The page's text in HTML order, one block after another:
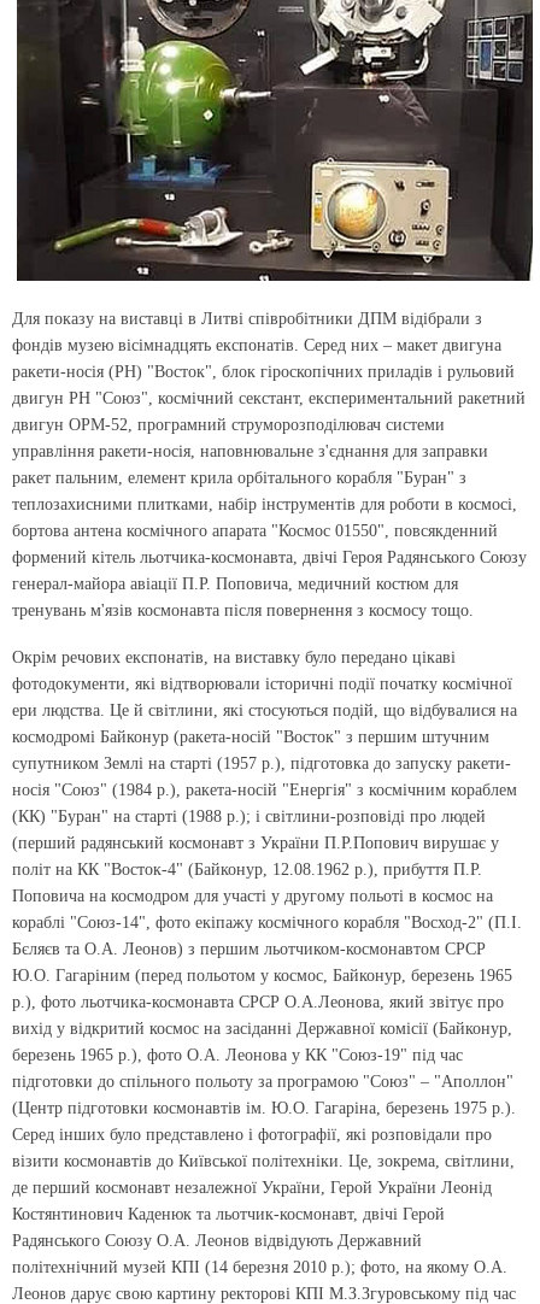
Для показу на виставці в Литві співробітники ДПМ відібрали з
фондів музею вісімнадцять експонатів. Серед них – макет двигуна
ракети-носія (РН) "Восток", блок гіроскопічних приладів і рульовий
двигун РН "Союз", космічний секстант, експериментальний ракетний
двигун ОРМ-52, програмний струморозподілювач системи
управління ракети-носія, наповнювальне з'єднання для заправки
ракет пальним, елемент крила орбітального корабля "Буран" з
теплозахисними плитками, набір інструментів для роботи в космосі,
бортова антена космічного апарата "Космос 01550", повсякденний
формений кітель льотчика-космонавта, двічі Героя Радянського Союзу
генерал-майора авіації П.Р. Поповича, медичний костюм для
тренувань м'язів космонавта після повернення з космосу тощо.
Окрім речових експонатів, на виставку було передано цікаві
фотодокументи, які відтворювали історичні події початку космічної
ери людства. Це й світлини, які стосуються подій, що відбувалися на
космодромі Байконур (ракета-носій "Восток" з першим штучним
супутником Землі на старті (1957 р.), підготовка до запуску ракети-
носія "Союз" (1984 р.), ракета-носій "Енергія" з космічним кораблем
(КК) "Буран" на старті (1988 р.); і світлини-розповіді про людей
(перший радянський космонавт з України П.Р.Попович вирушає у
політ на КК "Восток-4" (Байконур, 12.08.1962 р.), прибуття П.Р.
Поповича на космодром для участі у другому польоті в космос на
кораблі "Союз-14", фото екіпажу космічного корабля "Восход-2" (П.І.
Бєляєв та О.А. Леонов) з першим льотчиком-космонавтом СРСР
Ю.О. Гагаріним (перед польотом у космос, Байконур, березень 1965
р.), фото льотчика-космонавта СРСР О.А.Леонова, який звітує про
вихід у відкритий космос на засіданні Державної комісії (Байконур,
березень 1965 р.), фото О.А. Леонова у КК "Союз-19" під час
підготовки до спільного польоту за програмою "Союз" – "Аполлон"
(Центр підготовки космонавтів ім. Ю.О. Гагаріна, березень 1975 р.).
Серед інших було представлено і фотографії, які розповідали про
візити космонавтів до Київської політехніки. Це, зокрема, світлини,
де перший космонавт незалежної України, Герой України Леонід
Костянтинович Каденюк та льотчик-космонавт, двічі Герой
Радянського Союзу О.А. Леонов відвідують Державний
політехнічний музей КПІ (14 березня 2010 р.); фото, на якому О.А.
Леонов дарує свою картину ректорові КПІ М.З.Згуровському під час